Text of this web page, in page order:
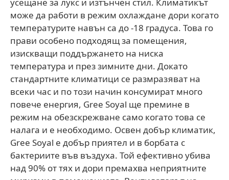
може да работи в режим охлаждане дори когато
температурите навън са до -18 градуса. Това го
прави особено подходящ за помещения,
изискващи поддържането на ниска
температура и през зимните дни. Докато
стандартните климатици се размразяват на
всеки час и по този начин консумират много
повече енергия, Gree Soyal ще премине в
режим на обезскрежване само когато това се
налага и е необходимо. Освен добър климатик,
Gree Soyal е добър приятел и в борбата с
бактериите във въздуха. Той ефективно убива
над 90% от тях и дори премахва неприятните